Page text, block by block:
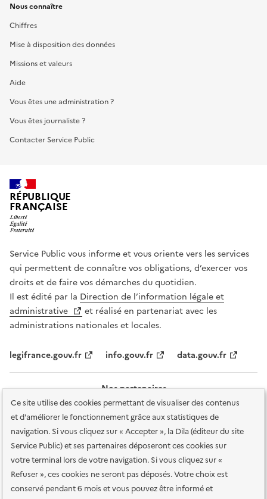
Ce site utilise des cookies permettant de visualiser des contenus
et d'améliorer le fonctionnement grâce aux statistiques de
navigation. Si vous cliquez sur « Accepter », la Dila (éditeur du site
Service Public) et ses partenaires déposeront ces cookies sur
votre terminal lors de votre navigation. Si vous cliquez sur «
Refuser », ces cookies ne seront pas déposés. Votre choix est
conservé pendant 6 mois et vous pouvez être informé et
Nous connaître
Chiffres
Mise à disposition des données
Missions et valeurs
Aide
Vous êtes une administration ?
Vous êtes journaliste ?
Contacter Service Public
RÉPUBLIQUE
FRANÇAISE
Service Public vous informe et vous oriente vers les services
qui permettent de connaître vos obligations, d’exercer vos
droits et de faire vos démarches du quotidien.
Il est édité par la Direction de l’information légale et
administrative
et réalisé en partenariat avec les
administrations nationales et locales.
legifrance.gouv.fr info.gouv.fr data.gouv.fr
Nos partenaires
Plan du site Accessibilité : totalement conforme
Accessibilité des
services en ligne Mentions légales Données personnelles et sécurité